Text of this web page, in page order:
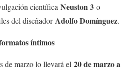
científica Neuston 3 o
del diseñadorAdolfo Domínguez.
íntimos
de marzo lo llevará el 20 de marzo a